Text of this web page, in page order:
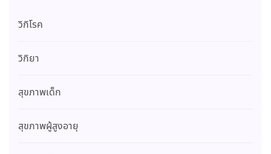
วิกิโรค
วิกิยา
สุขภาพเด็ก
สุขภาพผู้สูงอายุ